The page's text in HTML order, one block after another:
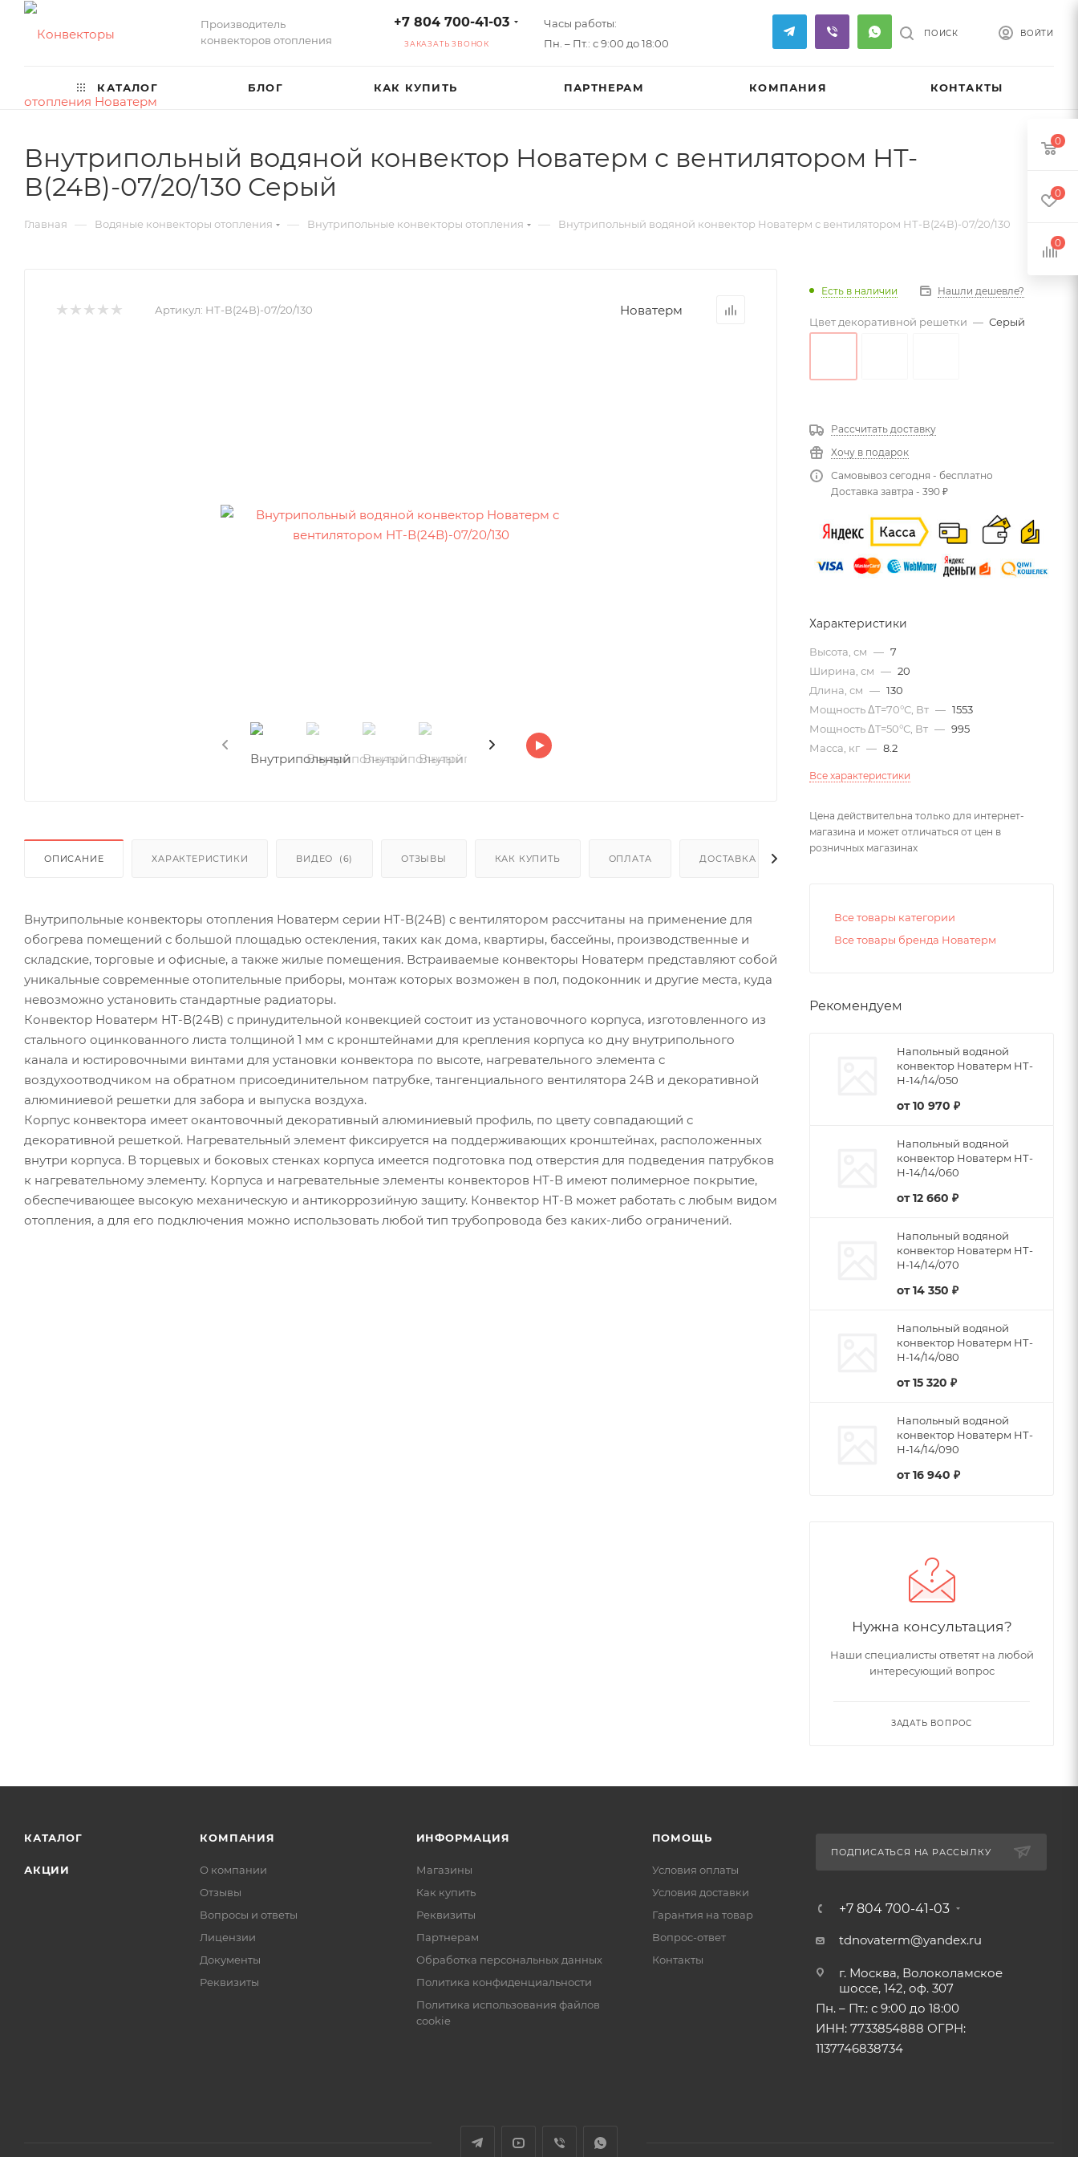
Производитель
конвекторов отопления
+7 804 700-41-03
ЗАКАЗАТЬ ЗВОНОК
Часы работы:
Пн. – Пт.: с 9:00 до 18:00
ВОЙТИ
ПОИСК
КАТАЛОГ БЛОГ КАК КУПИТЬ ПАРТНЕРАМ КОМПАНИЯ КОНТАКТЫ
Внутрипольный водяной конвектор Новатерм с вентилятором НТ-
В(24В)-07/20/130 Серый
Главная — Водяные конвекторы отопления — Внутрипольные конвекторы отопления — Внутрипольный водяной конвектор Новатерм с вентилятором НТ-В(24В)-07/20/130
Артикул: НТ-В(24В)-07/20/130 Новатерм
ОПИСАНИЕ ХАРАКТЕРИСТИКИ ВИДЕО (6) ОТЗЫВЫ КАК КУПИТЬ ОПЛАТА ДОСТАВКА
Внутрипольные конвекторы отопления Новатерм серии НТ-В(24В) с вентилятором рассчитаны на применение для
обогрева помещений с большой площадью остекления, таких как дома, квартиры, бассейны, производственные и
складские, торговые и офисные, а также жилые помещения. Встраиваемые конвекторы Новатерм представляют собой
уникальные современные отопительные приборы, монтаж которых возможен в пол, подоконник и другие места, куда
невозможно установить стандартные радиаторы.
Конвектор Новатерм НТ-В(24В) с принудительной конвекцией состоит из установочного корпуса, изготовленного из
стального оцинкованного листа толщиной 1 мм с кронштейнами для крепления корпуса ко дну внутрипольного
канала и юстировочными винтами для установки конвектора по высоте, нагревательного элемента с
воздухоотводчиком на обратном присоединительном патрубке, тангенциального вентилятора 24В и декоративной
алюминиевой решетки для забора и выпуска воздуха.
Корпус конвектора имеет окантовочный декоративный алюминиевый профиль, по цвету совпадающий с
декоративной решеткой. Нагревательный элемент фиксируется на поддерживающих кронштейнах, расположенных
внутри корпуса. В торцевых и боковых стенках корпуса имеется подготовка под отверстия для подведения патрубков
к нагревательному элементу. Корпуса и нагревательные элементы конвекторов НТ-В имеют полимерное покрытие,
обеспечивающее высокую механическую и антикоррозийную защиту. Конвектор НТ-В может работать с любым видом
отопления, а для его подключения можно использовать любой тип трубопровода без каких-либо ограничений.
Есть в наличии Нашли дешевле?
Цвет декоративной решетки — Серый
Рассчитать доставку
Хочу в подарок
Самовывоз сегодня - бесплатно
Доставка завтра - 390 ₽
Характеристики
Высота, см — 7
Ширина, см — 20
Длина, см — 130
Мощность ΔT=70°С, Вт — 1553
Мощность ΔT=50°С, Вт — 995
Масса, кг — 8.2
Все характеристики
Цена действительна только для интернет-
магазина и может отличаться от цен в
розничных магазинах
Все товары категории
Все товары бренда Новатерм
Рекомендуем
Напольный водяной
конвектор Новатерм НТ-
Н-14/14/050
от10 970 ₽
Напольный водяной
конвектор Новатерм НТ-
Н-14/14/060
от12 660 ₽
Напольный водяной
конвектор Новатерм НТ-
Н-14/14/070
от14 350 ₽
Напольный водяной
конвектор Новатерм НТ-
Н-14/14/080
от15 320 ₽
Напольный водяной
конвектор Новатерм НТ-
Н-14/14/090
от16 940 ₽
Нужна консультация?
Наши специалисты ответят на любой
интересующий вопрос
ЗАДАТЬ ВОПРОС
КАТАЛОГ
АКЦИИ
КОМПАНИЯ
О компании
Отзывы
Вопросы и ответы
Лицензии
Документы
Реквизиты
ИНФОРМАЦИЯ
Магазины
Как купить
Реквизиты
Партнерам
Обработка персональных данных
Политика конфиденциальности
Политика использования файлов
cookie
ПОМОЩЬ
Условия оплаты
Условия доставки
Гарантия на товар
Вопрос-ответ
Контакты
ПОДПИСАТЬСЯ НА РАССЫЛКУ
+7 804 700-41-03
tdnovaterm@yandex.ru
г. Москва, Волоколамское
шоссе, 142, оф. 307
Пн. – Пт.: с 9:00 до 18:00
ИНН: 7733854888 ОГРН:
1137746838734
0
0
0